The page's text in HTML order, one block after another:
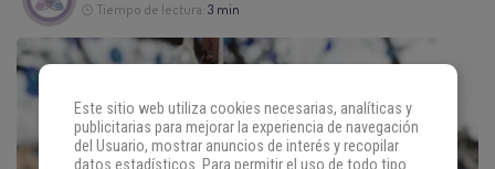
Tiempo de lectura: 3 min
Este sitio web utiliza cookies necesarias, analíticas y
publicitarias para mejorar la experiencia de navegación
del Usuario, mostrar anuncios de interés y recopilar
datos estadísticos. Para permitir el uso de todo tipo